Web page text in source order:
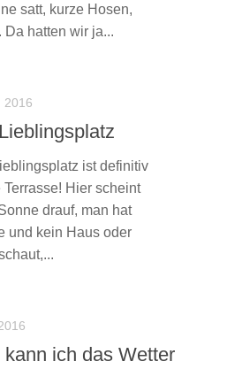
satt, kurze Hosen,
Da hatten wir ja...
2016
ist definitiv
Hier scheint
drauf, man hat
und kein Haus oder
ich das Wetter